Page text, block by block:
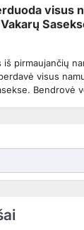
visus
iš pirmaujančių
visus
Bendrovė